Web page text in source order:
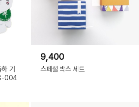
기
004
9,400
스페셜 박스 세트